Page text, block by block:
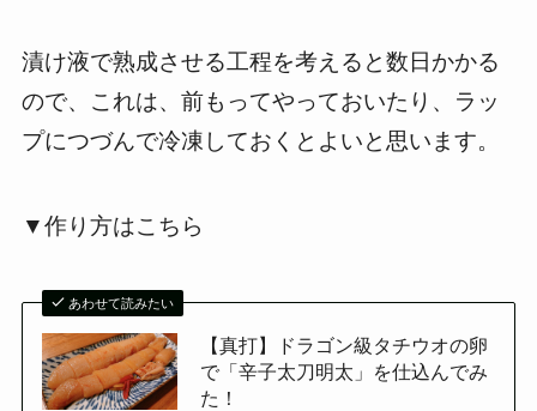
漬け液で熟成させる工程を考えると数日かかる
ので、これは、前もってやっておいたり、ラッ
プにつづんで冷凍しておくとよいと思います。
▼作り方はこちら
あわせて読みたい
【真打】ドラゴン級タチウオの卵
で「辛子太刀明太」を仕込んでみ
た！